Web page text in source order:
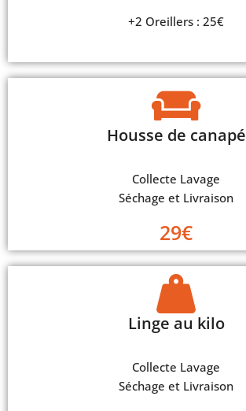
+2 Oreillers : 25€
Housse de canapé
Collecte Lavage
Séchage et Livraison
29€
Linge au kilo
Collecte Lavage
Séchage et Livraison